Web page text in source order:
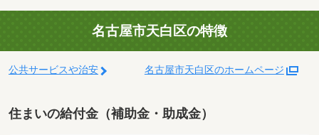
名古屋市天白区の特徴
公共サービスや治安 名古屋市天白区のホームページ
住まいの給付金（補助金・助成金）